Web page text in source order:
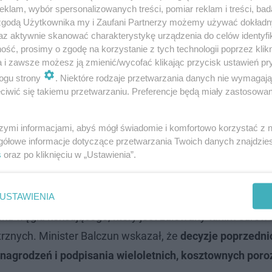
o "jednym z najtrudniejszych momentów"
Wojciech Balczun,JSW znalazła się w
finansowa może skończyć się na przełomie
stabilizacyjny, już go w całości zużyła. Obecnie
węgla koksującego, który jest zalewany tanim
Minister Balczun wskazał, że decyzje
i podpisania wieloletnich, kosztownych
wybór spersonalizowanych treści, pomiar reklam i treści,
Użytkownika my i Zaufani Partnerzy możemy używać
aktywnie skanować charakterystykę urządzenia do celów
prosimy o zgodę na korzystanie z tych technologii poprzez
i zawsze możesz ją zmienić/wycofać klikając przycisk ustawień
strony
. Niektóre rodzaje przetwarzania danych nie
się takiemu przetwarzaniu. Preferencje będą miały
informacjami, abyś mógł świadomie i komfortowo korzystać z
informacje dotyczące przetwarzania Twoich danych
oraz po kliknięciu w „Ustawienia”.
USTAWIENIA